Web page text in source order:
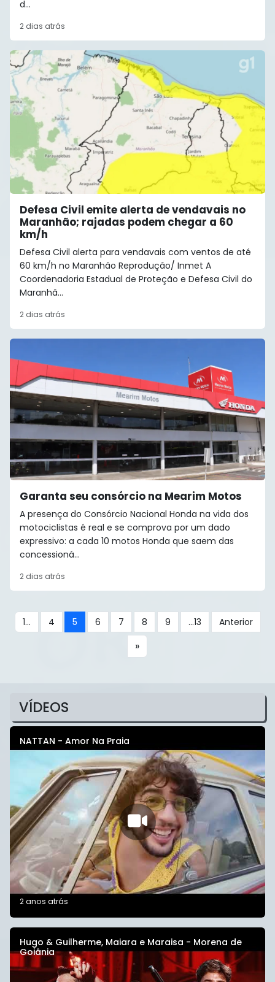
d...
2 dias atrás
Defesa Civil emite alerta de vendavais no
Maranhão; rajadas podem chegar a 60
km/h
Defesa Civil alerta para vendavais com ventos de até
60 km/h no Maranhão Reprodução/ Inmet A
Coordenadoria Estadual de Proteção e Defesa Civil do
Maranhã...
2 dias atrás
Garanta seu consórcio na Mearim Motos
A presença do Consórcio Nacional Honda na vida dos
motociclistas é real e se comprova por um dado
expressivo: a cada 10 motos Honda que saem das
concessioná...
2 dias atrás
1... 4 5 6 7 8 9 ...13 Anterior
VÍDEOS
NATTAN - Amor Na Praia
2 anos atrás
Hugo & Guilherme, Maiara e Maraisa - Morena de
Goiânia